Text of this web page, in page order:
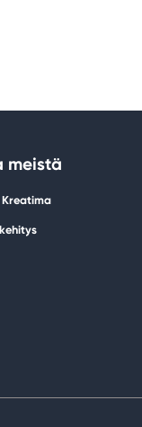
meistä
Kreatima